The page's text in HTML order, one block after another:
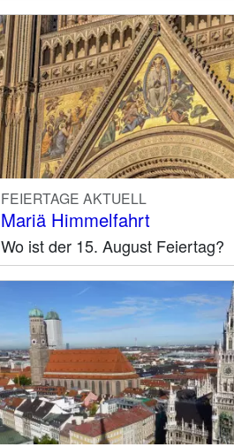
FEIERTAGE AKTUELL
Mariä Himmelfahrt
Wo ist der 15. August Feiertag?